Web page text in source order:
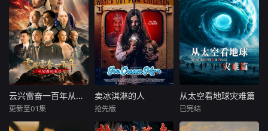
云兴雷奋一百年从陶澍到黄兴 云兴雷奋一百年从陶澍到黄兴
更新至01集
卖冰淇淋的人
卖冰淇淋的人
抢先版
从太空看地球灾难篇
从太空看地球灾难篇
已完结